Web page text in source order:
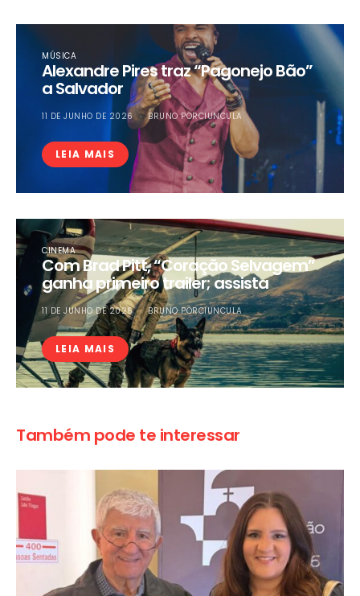
MÚSICA
Alexandre Pires traz “Pagonejo Bão”
a Salvador
11 DE JUNHO DE 2026 BRUNO PORCIUNCULA
LEIA MAIS
CINEMA
Com Brad Pitt, “Coração Selvagem”
ganha primeiro trailer; assista
11 DE JUNHO DE 2026 BRUNO PORCIUNCULA
LEIA MAIS
Também pode te interessar